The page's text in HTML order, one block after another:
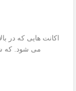
اکانت هایی که در
می شود. که